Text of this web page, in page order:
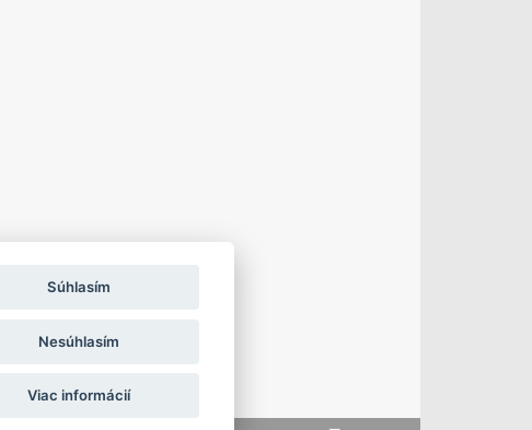
Súhlasím
Nesúhlasím
Viac informácií